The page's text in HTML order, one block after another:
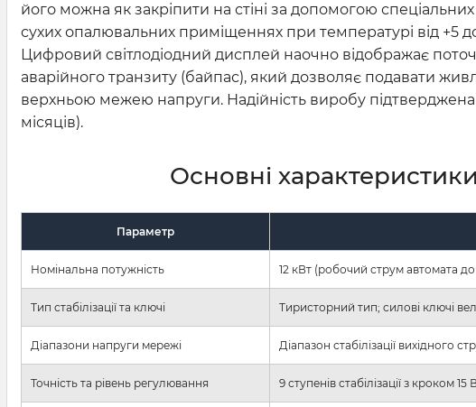
його можна як закріпити на стіні за допомогою спеціальних
сухих опалювальних приміщеннях при температурі від +5
Цифровий світлодіодний дисплей наочно відображає
аварійного транзиту (байпас), який дозволяє подавати
верхньою межею напруги. Надійність виробу підтверджена
місяців).
Основні
Параметр
Номінальна потужність 12 кВт (робочий струм автомата
Тип стабілізації та ключі Тиристорний тип; силові ключі
Діапазони напруги мережі Діапазон стабілізації вихідного
Точність та рівень регулювання 9 ступенів стабілізації з кроком